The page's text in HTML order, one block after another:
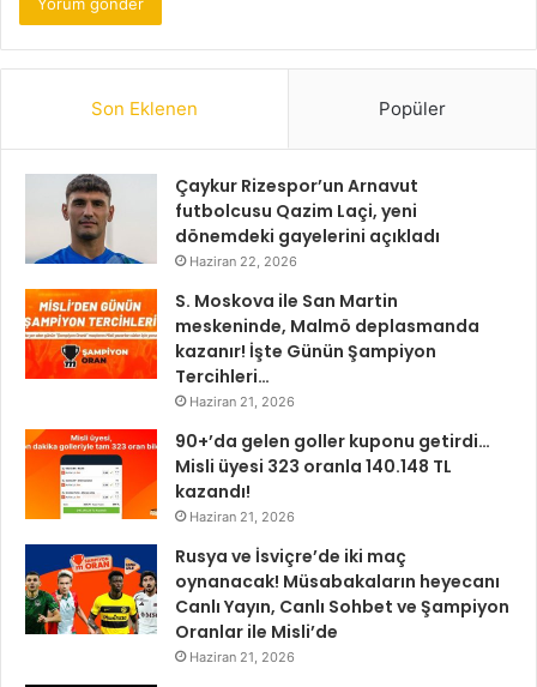
Son Eklenen Popüler
Çaykur Rizespor’un Arnavut
futbolcusu Qazim Laçi, yeni
dönemdeki gayelerini açıkladı
Haziran 22, 2026
S. Moskova ile San Martin
meskeninde, Malmö deplasmanda
kazanır! İşte Günün Şampiyon
Tercihleri…
Haziran 21, 2026
90+’da gelen goller kuponu getirdi…
Misli üyesi 323 oranla 140.148 TL
kazandı!
Haziran 21, 2026
Rusya ve İsviçre’de iki maç
oynanacak! Müsabakaların heyecanı
Canlı Yayın, Canlı Sohbet ve Şampiyon
Oranlar ile Misli’de
Haziran 21, 2026